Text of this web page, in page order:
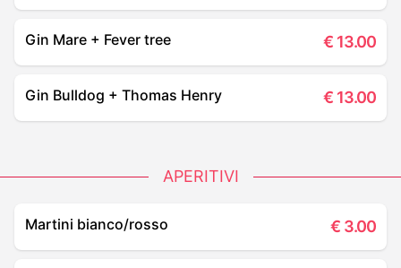
Gin Mare + Fever tree € 13.00
Gin Bulldog + Thomas Henry € 13.00
APERITIVI
Martini bianco/rosso € 3.00